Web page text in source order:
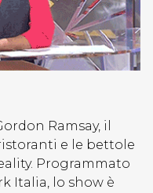
Ramsay, il
e le bettole
Programmato
Italia, lo show è